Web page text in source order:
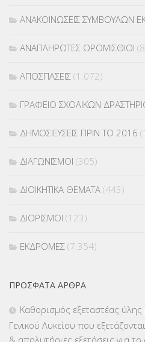
ΑΝΑΚΟΙΝΩΣΕΙΣ ΣΥΜΒΟΥΛΩΝ
ΑΝΑΠΛΗΡΩΤΕΣ ΩΡΟΜΙΣΘΙΟΙ
ΑΠΟΣΠΑΣΕΙΣ (1.072)
ΓΡΑΦΕΙΟ ΣΧΟΛΙΚΩΝ
ΔΗΜΟΣΙΕΥΣΕΙΣ ΠΡΙΝ ΤΟ 2016
ΔΙΑΓΩΝΙΣΜΟΙ (305)
ΔΙΟΙΚΗΤΙΚΑ ΘΕΜΑΤΑ (443)
ΔΙΟΡΙΣΜΟΙ (123)
ΕΚΔΡΟΜΕΣ (7.354)
(366)
ΕΠΙΜΟΡΦΩΣΗ Τ.Π.Ε.(10)
ΠΡΌΣΦΑΤΑ ΆΡΘΡΑ
Καθορισμός εξεταστέας ύλης
Γενικού Λυκείου που